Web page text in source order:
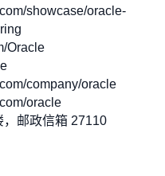
showcase/oracle-
Oracle
company/oracle
oracle
邮政信箱 27110